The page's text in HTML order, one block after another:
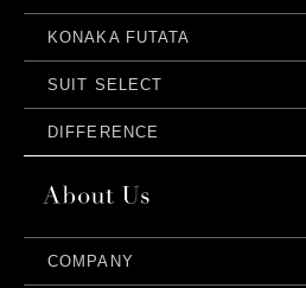
KONAKA FUTATA
SUIT SELECT
DIFFERENCE
COMPANY